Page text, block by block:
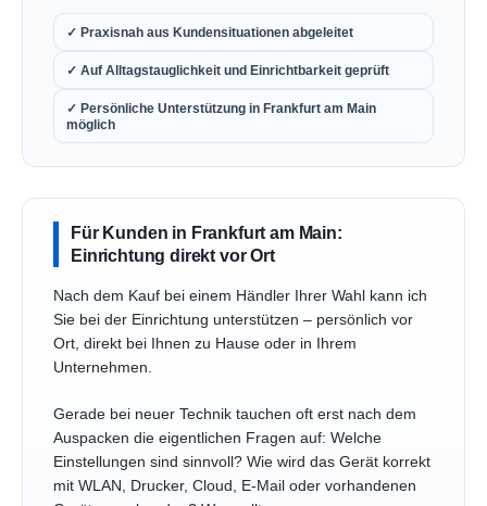
✓ Praxisnah aus Kundensituationen abgeleitet
✓ Auf Alltagstauglichkeit und Einrichtbarkeit geprüft
✓ Persönliche Unterstützung in Frankfurt am Main
möglich
Für Kunden in Frankfurt am Main:
Einrichtung direkt vor Ort
Nach dem Kauf bei einem Händler Ihrer Wahl kann ich
Sie bei der Einrichtung unterstützen – persönlich vor
Ort, direkt bei Ihnen zu Hause oder in Ihrem
Unternehmen.
Gerade bei neuer Technik tauchen oft erst nach dem
Auspacken die eigentlichen Fragen auf: Welche
Einstellungen sind sinnvoll? Wie wird das Gerät korrekt
mit WLAN, Drucker, Cloud, E-Mail oder vorhandenen